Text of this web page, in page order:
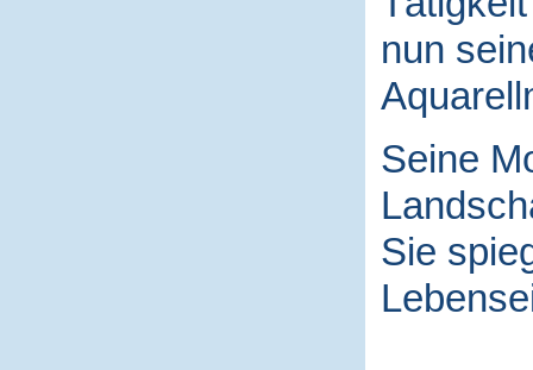
nun
Seine
Sie